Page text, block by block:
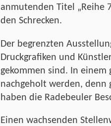
anmutenden Titel „Reihe
den Schrecken.
Der begrenzten
Druckgrafiken und
gekommen sind. In
nachgeholt werden, denn
haben die Radebeuler
Einen wachsenden